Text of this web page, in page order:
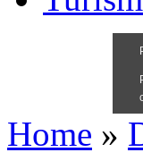
Home »